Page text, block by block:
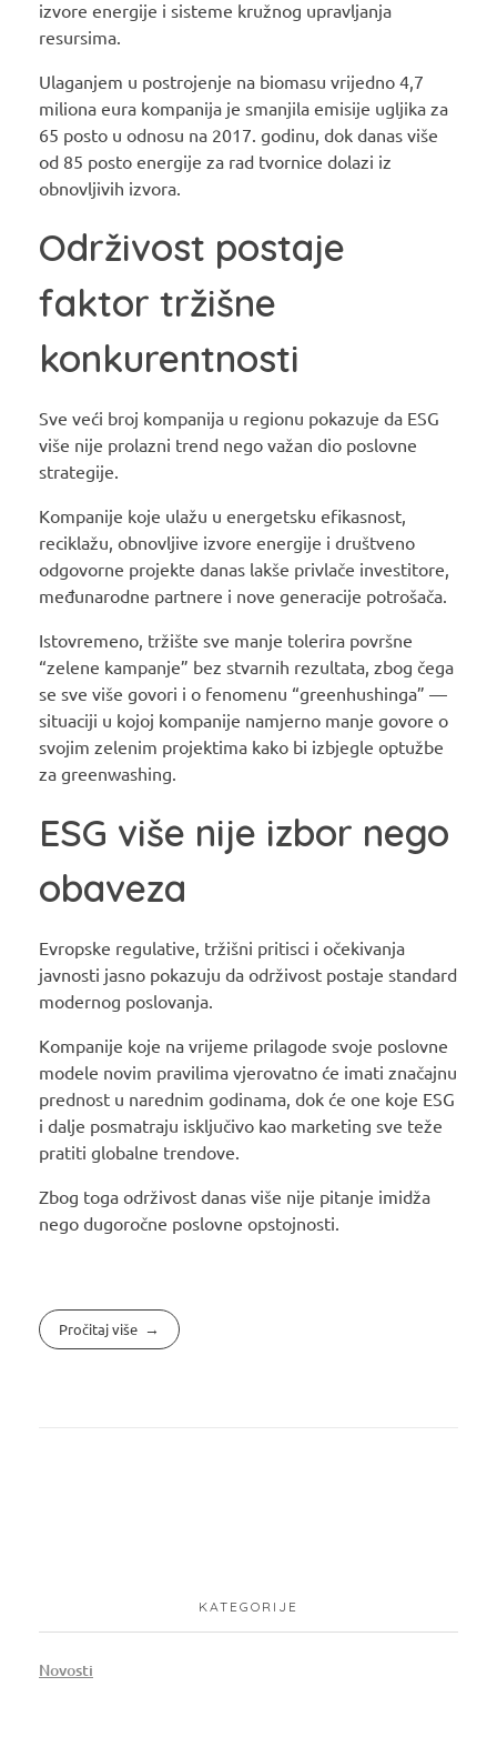
izvore energije i sisteme kružnog upravljanja
resursima.
Ulaganjem u postrojenje na biomasu vrijedno 4,7
miliona eura kompanija je smanjila emisije ugljika za
65 posto u odnosu na 2017. godinu, dok danas više
od 85 posto energije za rad tvornice dolazi iz
obnovljivih izvora.
Održivost postaje
faktor tržišne
konkurentnosti
Sve veći broj kompanija u regionu pokazuje da ESG
više nije prolazni trend nego važan dio poslovne
strategije.
Kompanije koje ulažu u energetsku efikasnost,
reciklažu, obnovljive izvore energije i društveno
odgovorne projekte danas lakše privlače investitore,
međunarodne partnere i nove generacije potrošača.
Istovremeno, tržište sve manje tolerira površne
“zelene kampanje” bez stvarnih rezultata, zbog čega
se sve više govori i o fenomenu “greenhushinga” —
situaciji u kojoj kompanije namjerno manje govore o
svojim zelenim projektima kako bi izbjegle optužbe
za greenwashing.
ESG više nije izbor nego
obaveza
Evropske regulative, tržišni pritisci i očekivanja
javnosti jasno pokazuju da održivost postaje standard
modernog poslovanja.
Kompanije koje na vrijeme prilagode svoje poslovne
modele novim pravilima vjerovatno će imati značajnu
prednost u narednim godinama, dok će one koje ESG
i dalje posmatraju isključivo kao marketing sve teže
pratiti globalne trendove.
Zbog toga održivost danas više nije pitanje imidža
nego dugoročne poslovne opstojnosti.
Pročitaj više
KATEGORIJE
Novosti